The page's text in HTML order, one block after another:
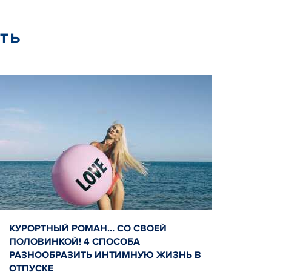
КУРОРТНЫЙ РОМАН… СО СВОЕЙ
ПОЛОВИНКОЙ! 4 СПОСОБА
РАЗНООБРАЗИТЬ ИНТИМНУЮ ЖИЗНЬ В
ОТПУСКЕ